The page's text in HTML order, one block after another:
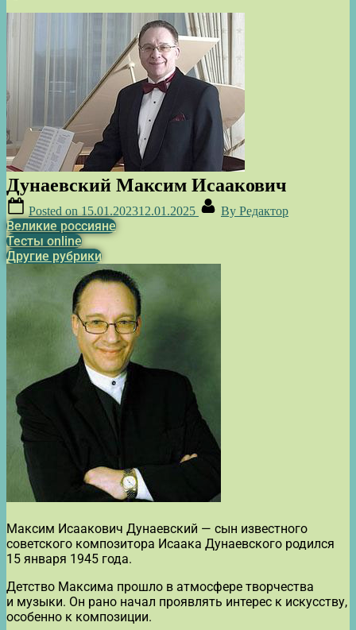
Дунаевский Максим Исаакович
Posted on 15.01.202312.01.2025 By Редактор
Великие россияне
Тесты online
Другие рубрики
Максим Исаакович Дунаевский — сын известного
советского композитора Исаака Дунаевского родился
15 января 1945 года.
Детство Максима прошло в атмосфере творчества
и музыки. Он рано начал проявлять интерес к искусству,
особенно к композиции.